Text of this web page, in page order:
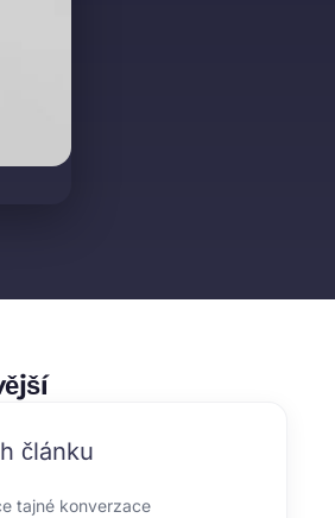
článku
tajné konverzace